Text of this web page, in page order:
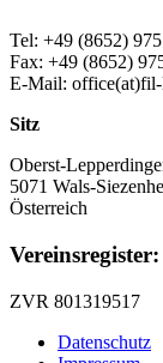
Tel: +49 (8652)
Fax: +49 (8652)
E-Mail:
Sitz
Oberst-
5071 Wals-
Österreich
Vereinsregister:
ZVR 801319517
Datenschutz